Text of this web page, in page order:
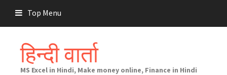
content
Top Menu
हिन्दी वार्ता
MS Excel in Hindi, Make money online, Finance in Hindi